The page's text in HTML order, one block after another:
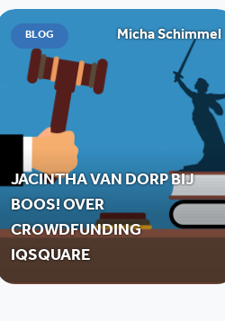
BLOG Micha Schimmel
JACINTHA VAN DORP BIJ
BOOS! OVER
CROWDFUNDING
IQSQUARE